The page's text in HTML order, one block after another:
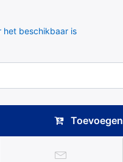
het beschikbaar is
Toevoegen